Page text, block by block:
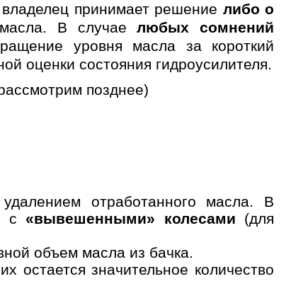
принимает решение либо о
В случаелюбых сомнений
уровня масла за короткий
оценки состояния гидроусилителя.
позднее)
отработанного масла. В
с «вывешенными» колесами (для
объем масла из бачка.
остается значительное количество